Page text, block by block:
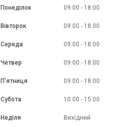
Понеділок 09:00 18:00
Вівторок 09:00 18:00
Середа 09:00 18:00
Четвер 09:00 18:00
Пʼятниця 09:00 18:00
Субота 10:00 15:00
Неділя Вихідний